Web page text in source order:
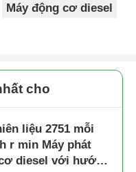
Máy động cơ diesel
cho
liệu 2751 mỗi
r min Máy phát
diesel với hướng